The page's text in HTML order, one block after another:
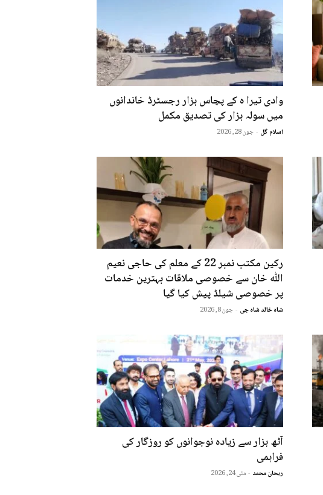
وادی تیرا ہ کے پچاس ہزار رجسٹرڈ خاندانوں
میں سولہ ہزار کی تصدیق مکمل
اسلام گل - جون 28, 2026
رکین مکتب نمبر 22 کے معلم کی حاجی نعیم
اللّٰہ خان سے خصوصی ملاقات بہترین خدمات
پر خصوصی شیلڈ پیش کیا گیا
شاہ خالد شاہ جی - جون 8, 2026
آٹھ ہزار سے زیادہ نوجوانوں کو روزگار کی
فراہمی
ریحان محمد - مئی 24, 2026